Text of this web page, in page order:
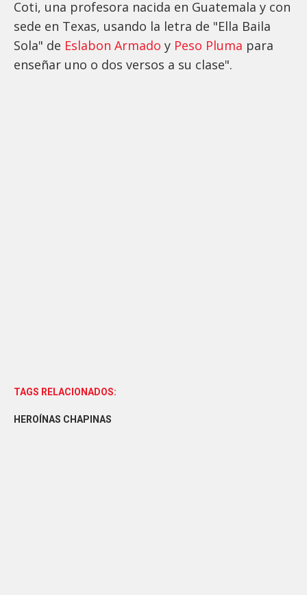
Coti, una profesora nacida en Guatemala y con
sede en Texas, usando la letra de "Ella Baila
Sola" de Eslabon Armado y Peso Pluma para
enseñar uno o dos versos a su clase".
TAGS RELACIONADOS:
HEROÍNAS CHAPINAS